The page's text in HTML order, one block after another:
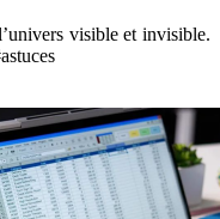
visible et invisible.